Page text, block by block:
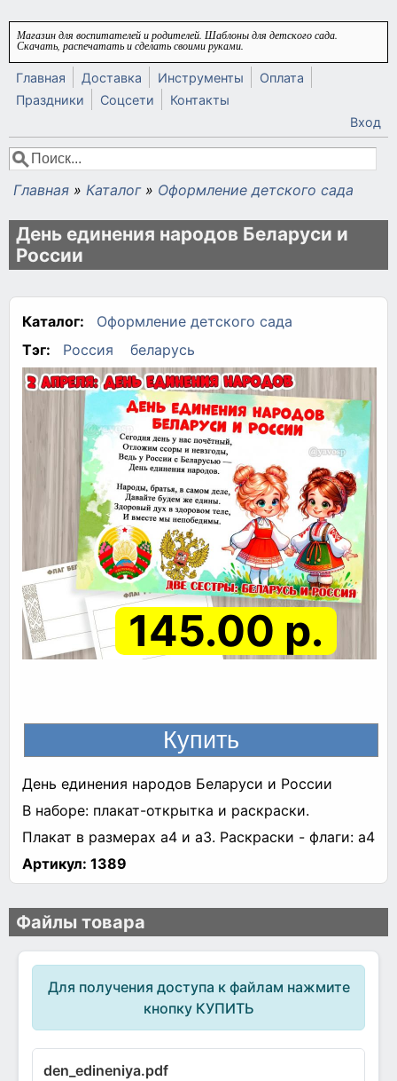
Перейти к основному содержанию
Магазин для воспитателей и родителей. Шаблоны для детского сада.
Скачать, распечатать и сделать своими руками.
Главная Доставка Инструменты
Оплата
Праздники
Соцсети
Контакты
Вход
Форма поиска
Поиск
Вы здесь
Главная » Каталог » Оформление детского сада
День единения народов Беларуси и
России
Каталог:
Оформление детского сада
Тэг:
Россия беларусь
145.00 р.
День единения народов Беларуси и России
В наборе: плакат-открытка и раскраски.
Плакат в размерах а4 и а3. Раскраски - флаги: а4
Артикул: 1389
Файлы товара
Для получения доступа к файлам нажмите
кнопку КУПИТЬ
den_edineniya.pdf